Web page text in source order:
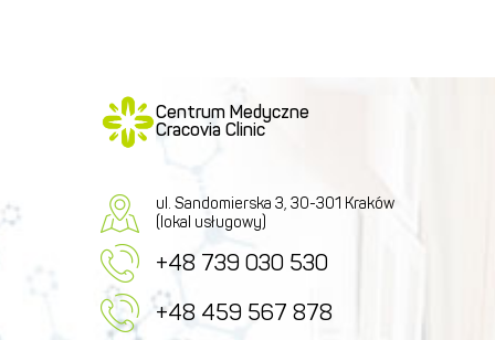
Centrum Medyczne
Cracovia Clinic
ul. Sandomierska 3, 30-301 Kraków
(lokal usługowy)
+48 739 030 530
+48 459 567 878